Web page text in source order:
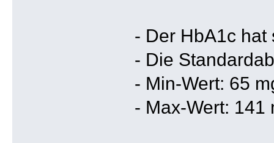
- Der HbA1c hat
- Die
- Min-Wert: 65
- Max-Wert: 141